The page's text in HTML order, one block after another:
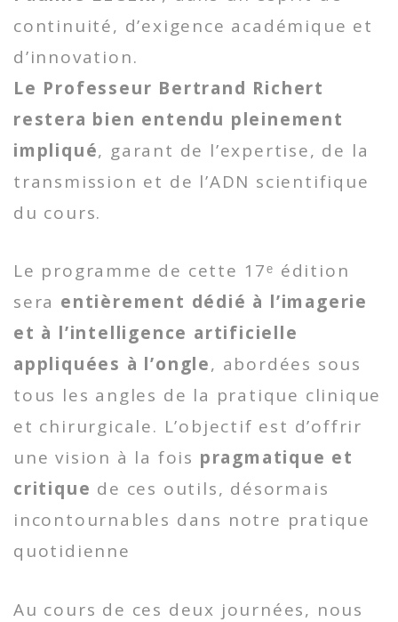
continuité, d’exigence académique et
d’innovation.
Le Professeur Bertrand Richert
restera bien entendu pleinement
impliqué, garant de l’expertise, de la
transmission et de l’ADN scientifique
du cours.
Le programme de cette 17ᵉ édition
sera entièrement dédié à l’imagerie
et à l’intelligence artificielle
appliquées à l’ongle, abordées sous
tous les angles de la pratique clinique
et chirurgicale. L’objectif est d’offrir
une vision à la fois pragmatique et
critique de ces outils, désormais
incontournables dans notre pratique
quotidienne
Au cours de ces deux journées, nous